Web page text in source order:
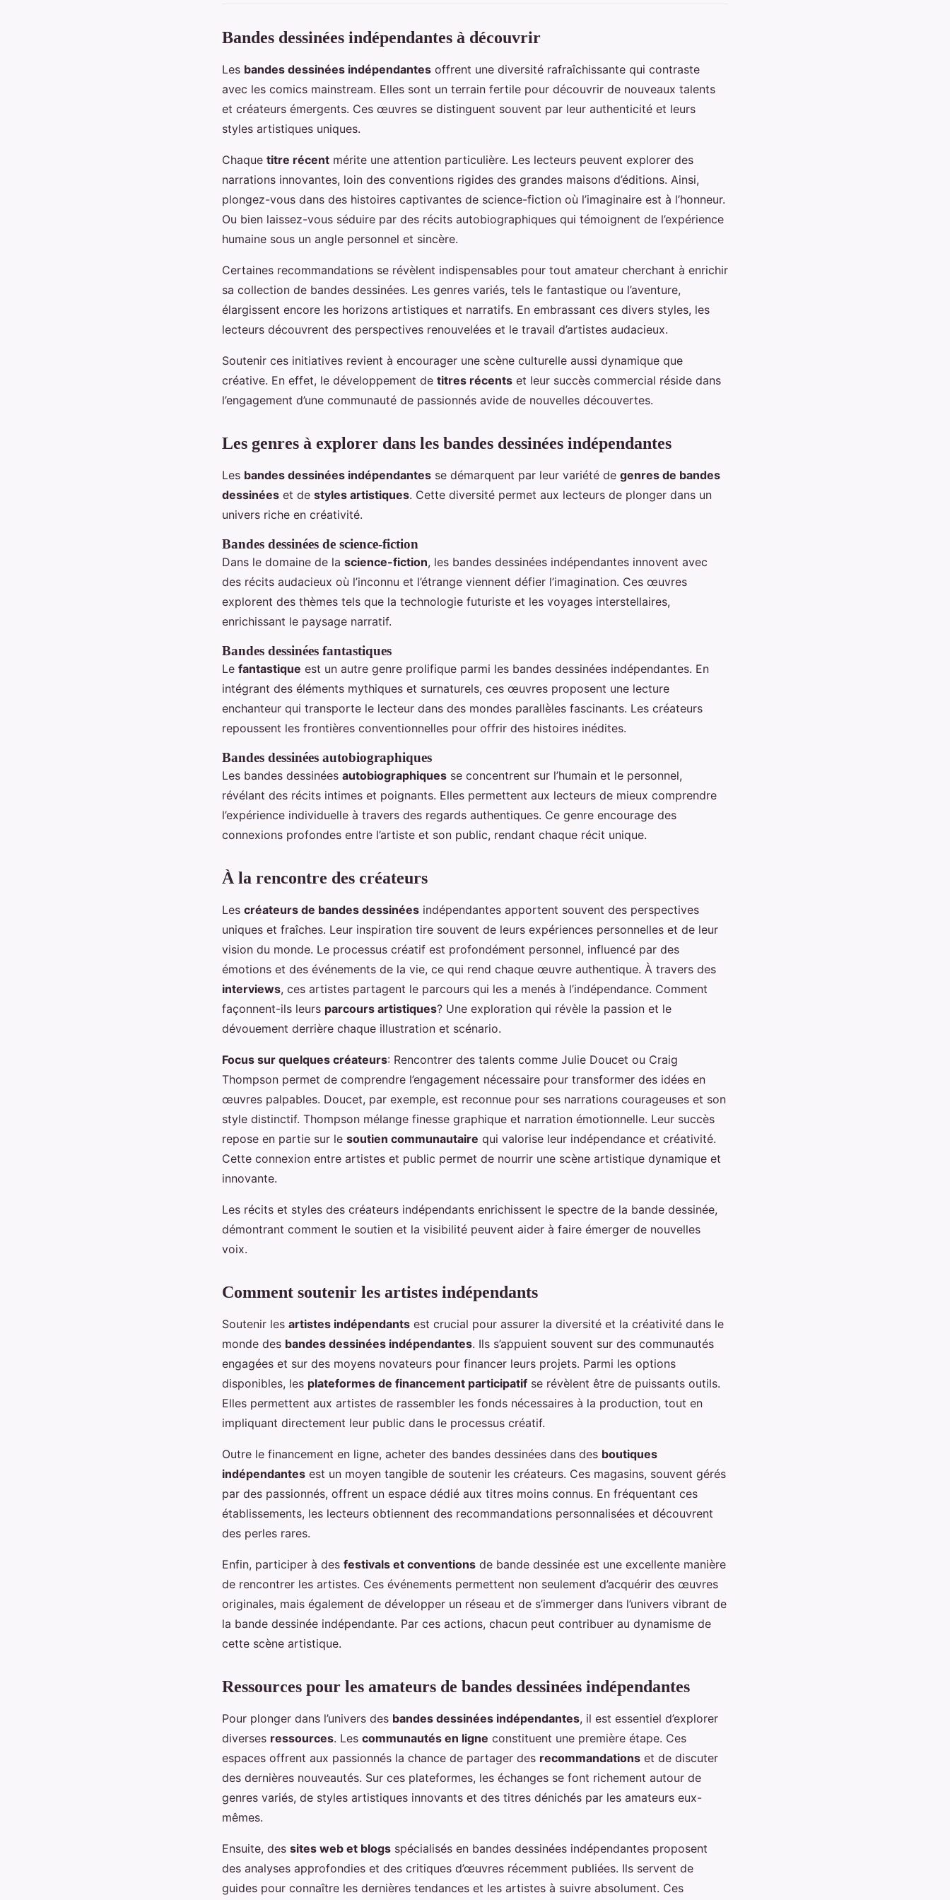
Bandes dessinées indépendantes à découvrir
Les bandes dessinées indépendantes offrent une diversité rafraîchissante qui contraste
avec les comics mainstream. Elles sont un terrain fertile pour découvrir de nouveaux talents
et créateurs émergents. Ces œuvres se distinguent souvent par leur authenticité et leurs
styles artistiques uniques.
Chaque titre récent mérite une attention particulière. Les lecteurs peuvent explorer des
narrations innovantes, loin des conventions rigides des grandes maisons d’éditions. Ainsi,
plongez-vous dans des histoires captivantes de science-fiction où l’imaginaire est à l’honneur.
Ou bien laissez-vous séduire par des récits autobiographiques qui témoignent de l’expérience
humaine sous un angle personnel et sincère.
Certaines recommandations se révèlent indispensables pour tout amateur cherchant à enrichir
sa collection de bandes dessinées. Les genres variés, tels le fantastique ou l’aventure,
élargissent encore les horizons artistiques et narratifs. En embrassant ces divers styles, les
lecteurs découvrent des perspectives renouvelées et le travail d’artistes audacieux.
Soutenir ces initiatives revient à encourager une scène culturelle aussi dynamique que
créative. En effet, le développement de titres récents et leur succès commercial réside dans
l’engagement d’une communauté de passionnés avide de nouvelles découvertes.
Les genres à explorer dans les bandes dessinées indépendantes
Les bandes dessinées indépendantes se démarquent par leur variété de genres de bandes
dessinées et de styles artistiques. Cette diversité permet aux lecteurs de plonger dans un
univers riche en créativité.
Bandes dessinées de science-fiction
Dans le domaine de la science-fiction, les bandes dessinées indépendantes innovent avec
des récits audacieux où l’inconnu et l’étrange viennent défier l’imagination. Ces œuvres
explorent des thèmes tels que la technologie futuriste et les voyages interstellaires,
enrichissant le paysage narratif.
Bandes dessinées fantastiques
Le fantastique est un autre genre prolifique parmi les bandes dessinées indépendantes. En
intégrant des éléments mythiques et surnaturels, ces œuvres proposent une lecture
enchanteur qui transporte le lecteur dans des mondes parallèles fascinants. Les créateurs
repoussent les frontières conventionnelles pour offrir des histoires inédites.
Bandes dessinées autobiographiques
Les bandes dessinées autobiographiques se concentrent sur l’humain et le personnel,
révélant des récits intimes et poignants. Elles permettent aux lecteurs de mieux comprendre
l’expérience individuelle à travers des regards authentiques. Ce genre encourage des
connexions profondes entre l’artiste et son public, rendant chaque récit unique.
À la rencontre des créateurs
Les créateurs de bandes dessinées indépendantes apportent souvent des perspectives
uniques et fraîches. Leur inspiration tire souvent de leurs expériences personnelles et de leur
vision du monde. Le processus créatif est profondément personnel, influencé par des
émotions et des événements de la vie, ce qui rend chaque œuvre authentique. À travers des
interviews, ces artistes partagent le parcours qui les a menés à l’indépendance. Comment
façonnent-ils leurs parcours artistiques? Une exploration qui révèle la passion et le
dévouement derrière chaque illustration et scénario.
Focus sur quelques créateurs: Rencontrer des talents comme Julie Doucet ou Craig
Thompson permet de comprendre l’engagement nécessaire pour transformer des idées en
œuvres palpables. Doucet, par exemple, est reconnue pour ses narrations courageuses et son
style distinctif. Thompson mélange finesse graphique et narration émotionnelle. Leur succès
repose en partie sur le soutien communautaire qui valorise leur indépendance et créativité.
Cette connexion entre artistes et public permet de nourrir une scène artistique dynamique et
innovante.
Les récits et styles des créateurs indépendants enrichissent le spectre de la bande dessinée,
démontrant comment le soutien et la visibilité peuvent aider à faire émerger de nouvelles
voix.
Comment soutenir les artistes indépendants
Soutenir les artistes indépendants est crucial pour assurer la diversité et la créativité dans le
monde des bandes dessinées indépendantes. Ils s’appuient souvent sur des communautés
engagées et sur des moyens novateurs pour financer leurs projets. Parmi les options
disponibles, les plateformes de financement participatif se révèlent être de puissants outils.
Elles permettent aux artistes de rassembler les fonds nécessaires à la production, tout en
impliquant directement leur public dans le processus créatif.
Outre le financement en ligne, acheter des bandes dessinées dans des boutiques
indépendantes est un moyen tangible de soutenir les créateurs. Ces magasins, souvent gérés
par des passionnés, offrent un espace dédié aux titres moins connus. En fréquentant ces
établissements, les lecteurs obtiennent des recommandations personnalisées et découvrent
des perles rares.
Enfin, participer à des festivals et conventions de bande dessinée est une excellente manière
de rencontrer les artistes. Ces événements permettent non seulement d’acquérir des œuvres
originales, mais également de développer un réseau et de s’immerger dans l’univers vibrant de
la bande dessinée indépendante. Par ces actions, chacun peut contribuer au dynamisme de
cette scène artistique.
Ressources pour les amateurs de bandes dessinées indépendantes
Pour plonger dans l’univers des bandes dessinées indépendantes, il est essentiel d’explorer
diverses ressources. Les communautés en ligne constituent une première étape. Ces
espaces offrent aux passionnés la chance de partager des recommandations et de discuter
des dernières nouveautés. Sur ces plateformes, les échanges se font richement autour de
genres variés, de styles artistiques innovants et des titres dénichés par les amateurs eux-
mêmes.
Ensuite, des sites web et blogs spécialisés en bandes dessinées indépendantes proposent
des analyses approfondies et des critiques d’œuvres récemment publiées. Ils servent de
guides pour connaître les dernières tendances et les artistes à suivre absolument. Ces